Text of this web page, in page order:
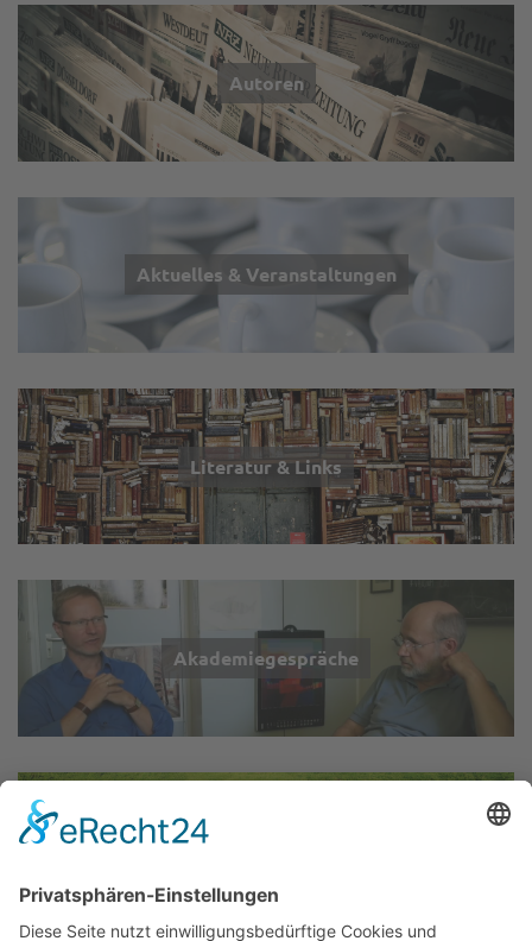
Autoren
Aktuelles & Veranstaltungen
Literatur & Links
Akademiegespräche